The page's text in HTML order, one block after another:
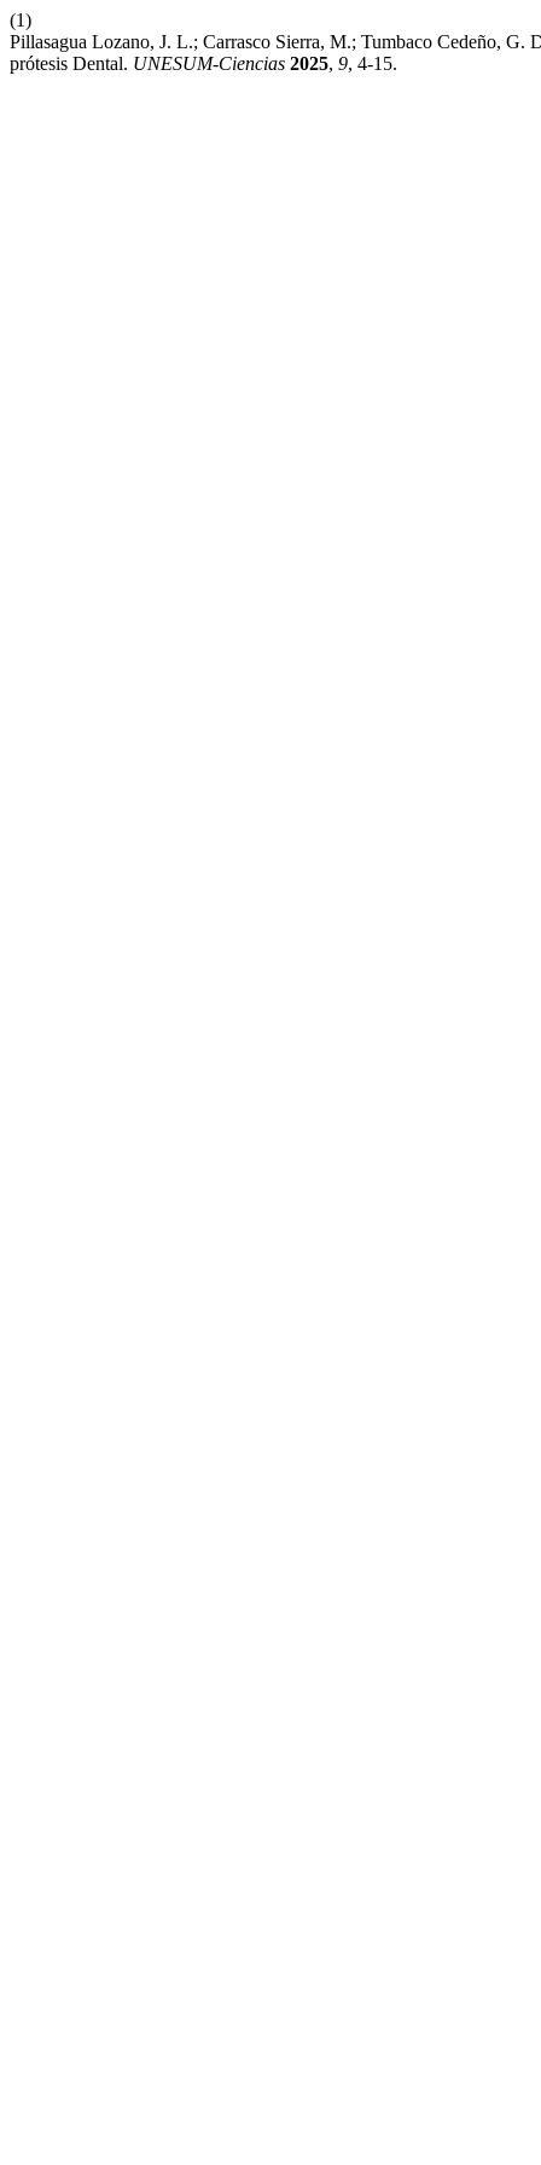
(1)
Pillasagua Lozano, J. L.; Carrasco Sierra, M.; Tumbaco Cedeño,
prótesis Dental. UNESUM-Ciencias 2025, 9, 4-15.